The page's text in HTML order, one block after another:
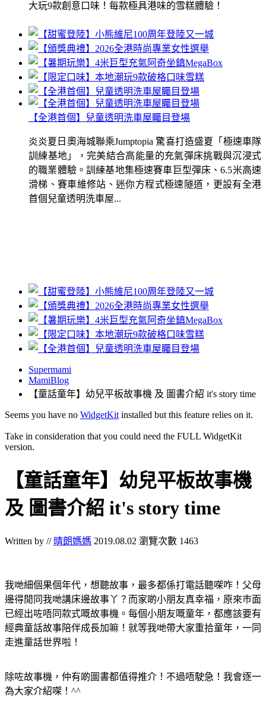
大玩9款創意口味！每款極具港味的雪糕體驗！
【全港首個】兒童透明洗車屋矚目登場
炎炎夏日奧海城聯乘Jumptopia 驚喜打造盛夏「極速車隊
訓練基地」，完美結合高能量的充氣彈床挑戰與沉浸式
的職業體驗。訓練基地集極速賽車巨型彈床、6.5米高速
滑梯、賽車維修站、迷你方程式極速隧道，更設有全港
首個兒童透明洗車屋...
Supermami
MamiBlog
【童話童年】幼兒平板故事機 及 圖書介紹 it's story time
Seems you have no WidgetKit installed but this feature relies on it.
Take in consideration that you could need the FULL WidgetKit
version.
【童話童年】幼兒平板故事機
及 圖書介紹 it's story time
Written by // 晴朗媽媽 2019.08.02 瀏覽次數 1463
我哋細個果個年代，想聽故事，最多都係打電話聽㗎咋！ 父母
邊得閒同我哋講床邊故事丫？而家啲小朋友真幸福，原來巿面
已經出咗唔同款式嘅故事機。 每個小朋友嘅童年，都應該要有
經典童話故事陪伴成長加嘛！ 就等我哋帶大家重拾童年，一同
走進童話世界啦！
除咗故事機，仲有啲圖書都值得推介！不過唔駛急！我會逐一
為大家介紹㗎！^^